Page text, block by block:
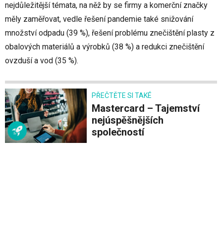
nejdůležitější témata, na něž by se firmy a komerční značky
měly zaměřovat, vedle řešení pandemie také snižování
množství odpadu (39 %), řešení problému znečištění plasty z
obalových materiálů a výrobků (38 %) a redukci znečištění
ovzduší a vod (35 %).
PŘEČTĚTE SI TAKÉ
Mastercard – Tajemství
nejúspěšnějších
společností